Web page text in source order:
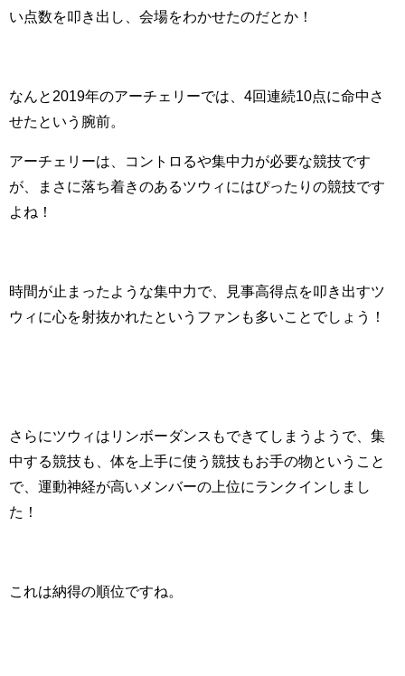
い点数を叩き出し、会場をわかせたのだとか！
なんと2019年のアーチェリーでは、4回連続10点に命中さ
せたという腕前。
アーチェリーは、コントロるや集中力が必要な競技です
が、まさに落ち着きのあるツウィにはぴったりの競技です
よね！
時間が止まったような集中力で、見事高得点を叩き出すツ
ウィに心を射抜かれたというファンも多いことでしょう！
さらにツウィはリンボーダンスもできてしまうようで、集
中する競技も、体を上手に使う競技もお手の物ということ
で、運動神経が高いメンバーの上位にランクインしまし
た！
これは納得の順位ですね。